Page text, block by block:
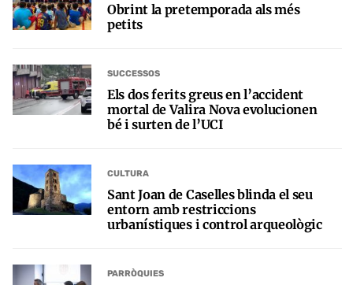
Obrint la pretemporada als més
petits
SUCCESSOS
Els dos ferits greus en l’accident
mortal de Valira Nova evolucionen
bé i surten de l’UCI
CULTURA
Sant Joan de Caselles blinda el seu
entorn amb restriccions
urbanístiques i control arqueològic
PARRÒQUIES